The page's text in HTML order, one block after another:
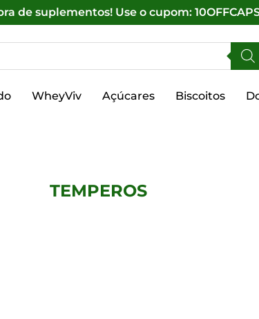
de suplementos! Use o cupom:
WheyViv Açúcares Biscoitos
TEMPEROS